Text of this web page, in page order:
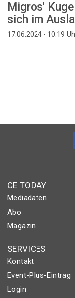
Migros'
sich im
17.06.2024 - 10:19
CE TODAY
Mediadaten
Abo
Magazin
SERVICES
Kontakt
Event-Plus-Eintrag
Login